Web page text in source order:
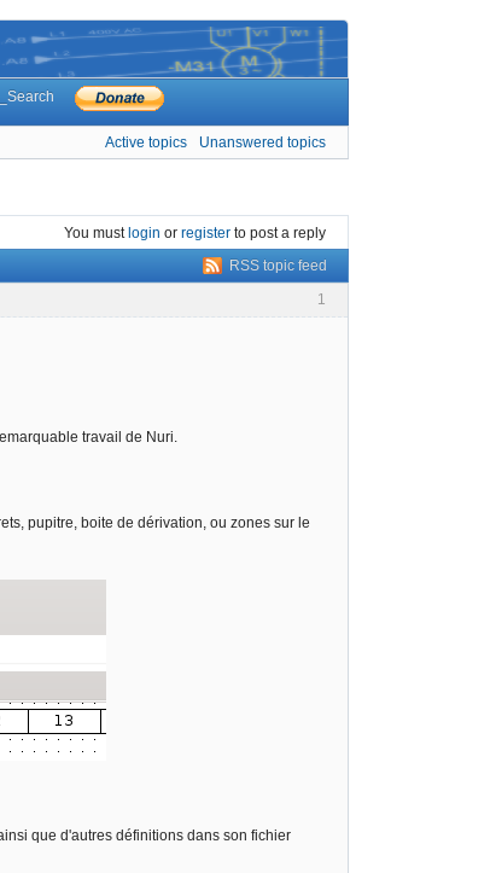
Active topics Unanswered topics
You mustlogin or register to post a reply
RSS topic feed
1
travail de Nuri.
pupitre, boite de dérivation, ou zones sur le
que d'autres définitions dans son fichier